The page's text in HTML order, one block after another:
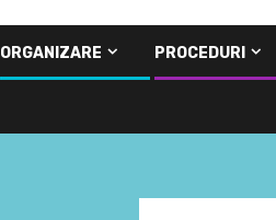
ORGANIZARE PROCEDURI